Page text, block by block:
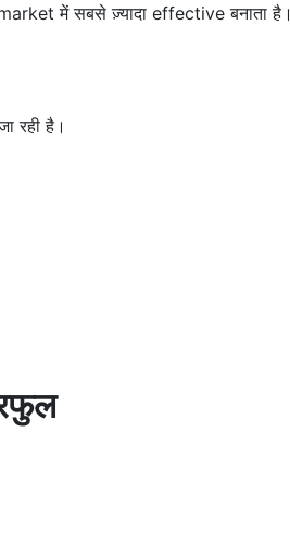
में सबसे ज़्यादा effective बनाता है।
रही है।